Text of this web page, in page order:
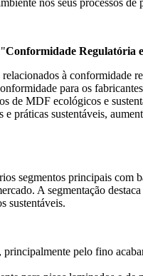
"Conformidade Regulatória
à conformidade
para os
MDF ecológicos e
práticas sustentáveis,
segmentos principais com
A segmentação
sustentáveis.
pelo fino